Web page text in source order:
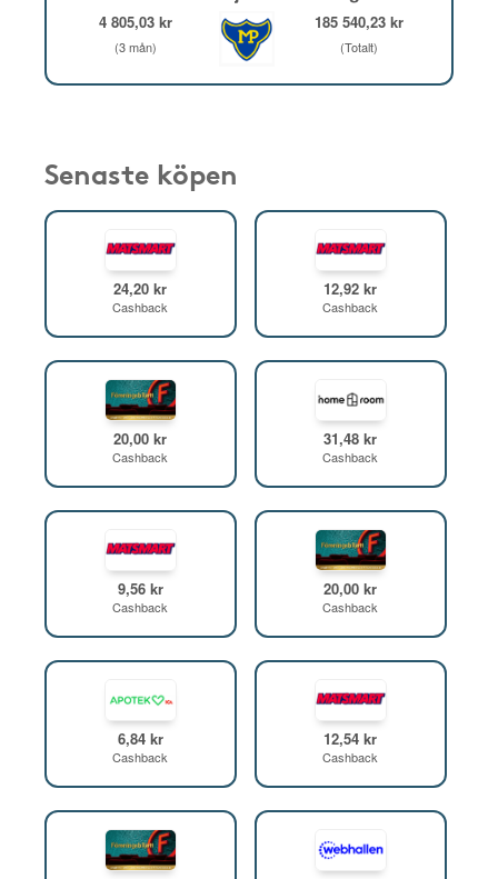
4 805,03 kr
(3 mån)
185 540,23 kr
(Totalt)
Senaste köpen
24,20 kr
Cashback
12,92 kr
Cashback
20,00 kr
Cashback
31,48 kr
Cashback
9,56 kr
Cashback
20,00 kr
Cashback
6,84 kr
Cashback
12,54 kr
Cashback